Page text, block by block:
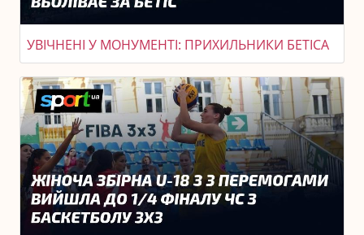
УВІЧНЕНІ У МОНУМЕНТІ: ПРИХИЛЬНИКИ БЕТІСА